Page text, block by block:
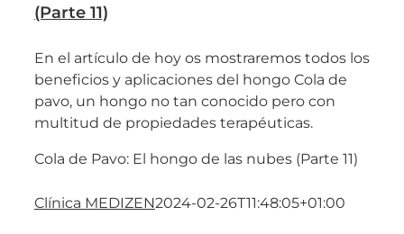
(Parte 11)
En el artículo de hoy os mostraremos todos los
beneficios y aplicaciones del hongo Cola de
pavo, un hongo no tan conocido pero con
multitud de propiedades terapéuticas.
Cola de Pavo: El hongo de las nubes (Parte 11)
Clínica MEDIZEN2024-02-26T11:48:05+01:00